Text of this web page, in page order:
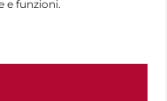
e funzioni.